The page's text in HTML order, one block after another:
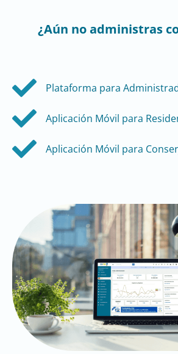
¿Aún no administras
Plataforma para
Aplicación Móvil para
Aplicación Móvil para